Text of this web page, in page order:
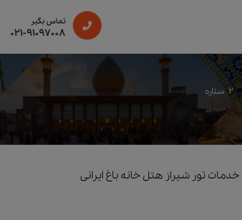
تماس بگیر
021-91097008
2 ستاره
خدمات تور شیراز هتل خانه باغ ایرانی